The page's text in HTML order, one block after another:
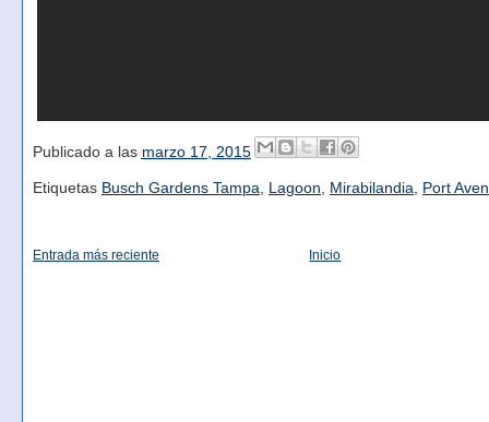
Publicado a las marzo 17, 2015
Etiquetas Busch Gardens Tampa, Lagoon, Mirabilandia, Port
Entrada más reciente Inicio